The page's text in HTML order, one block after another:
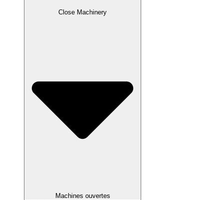
Close Machinery
Machines ouvertes